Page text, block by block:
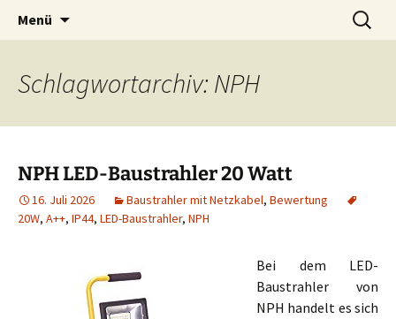
Menü
Suchen
nach:
Schlagwortarchiv: NPH
NPH LED-Baustrahler 20 Watt
16. Juli 2026 Baustrahler mit Netzkabel, Bewertung
20W, A++, IP44, LED-Baustrahler, NPH
Bei dem LED-
Baustrahler von
NPH handelt es sich